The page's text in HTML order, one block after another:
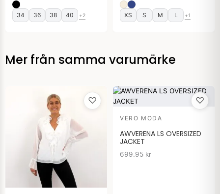
34 36 38 40 +2 XS S M L +1
Mer från samma varumärke
♡ ♡
VERO MODA
AWVERENA LS OVERSIZED
JACKET
699.95 kr